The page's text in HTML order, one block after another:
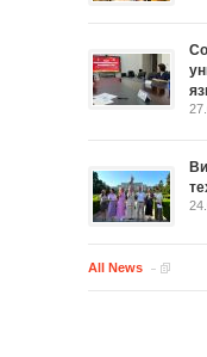
All News